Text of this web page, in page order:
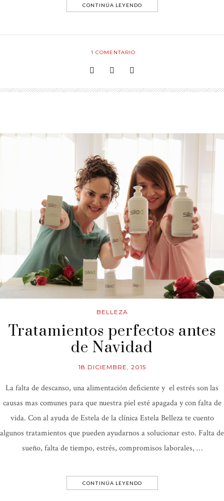
CONTINÚA LEYENDO
1 COMENTARIO
BELLEZA
Tratamientos perfectos antes
de Navidad
18 DICIEMBRE, 2015
La falta de descanso, una alimentación deficiente y el estrés son las
causas mas comunes para que nuestra piel esté apagada y con falta de
vida. Con al ayuda de Estela de la clínica Estela Belleza te cuento
algunos tratamientos que pueden ayudarnos a solucionar esto. Falta de
sueño, falta de tiempo, estrés, compromisos laborales, …
CONTINÚA LEYENDO